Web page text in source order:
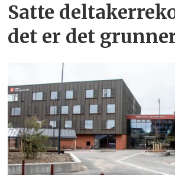
Satte
det er det